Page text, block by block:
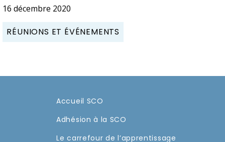
16 décembre 2020
RÉUNIONS ET ÉVÉNEMENTS
Accueil SCO
Adhésion à la SCO
Le carrefour de l’apprentissage